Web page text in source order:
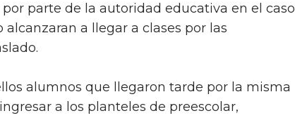
parte de la autoridad educativa en el caso
a llegar a clases por las
alumnos que llegaron tarde por la misma
a los planteles de preescolar,